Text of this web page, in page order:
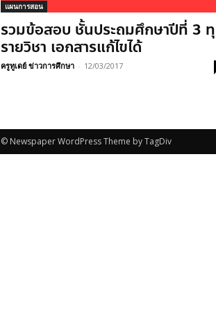
แผนการสอน
รวมข้อสอบ ชั้นประถมศึกษาปีที่ 3
รายวิชา เอกสารแก้ไขได้
ครูทูเดย์ ข่าวการศึกษา - 12/03/2017
© Newspaper WordPress Theme by TagDiv